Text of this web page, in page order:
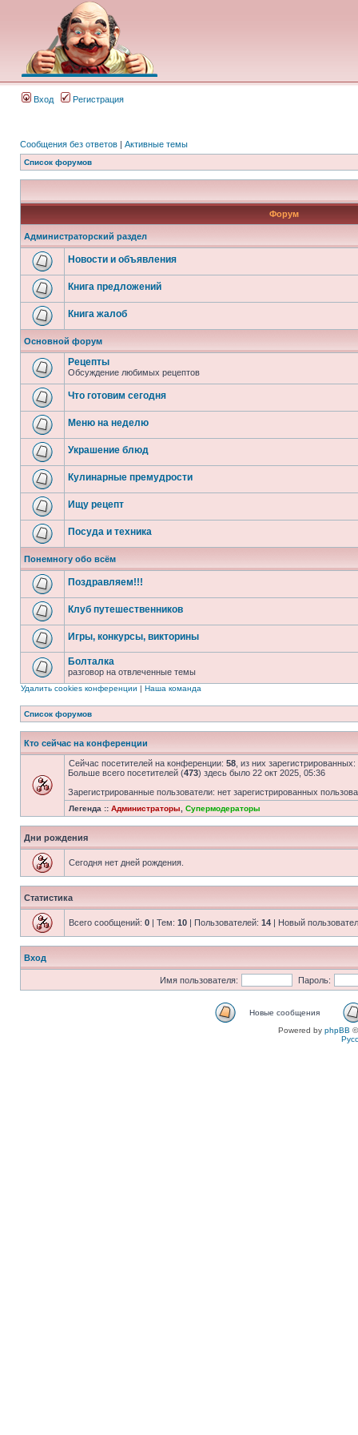
Вход Регистрация
Сообщения без ответов | Активные темы
Список форумов
Форум
Администраторский раздел
Новости и объявления
Книга предложений
Книга жалоб
Основной форум
Рецепты
Обсуждение любимых рецептов
Что готовим сегодня
Меню на неделю
Украшение блюд
Кулинарные премудрости
Ищу рецепт
Посуда и техника
Понемногу обо всём
Поздравляем!!!
Клуб путешественников
Игры, конкурсы, викторины
Болталка
разговор на отвлеченные темы
Удалить cookies конференции | Наша команда
Список форумов
Кто сейчас на конференции
Сейчас посетителей на конференции: 58 , из них
Больше всего посетителей (473) здесь было 22 окт 2025, 05:36
Зарегистрированные пользователи: нет зарегистрированных
Легенда :: Администраторы Супермодераторы
Дни рождения
Сегодня нет дней рождения.
Статистика
Всего сообщений: 0 | Тем: 10 | Пользователей: 14 | Новый
Вход
Имя пользователя: Пароль:
Новые сообщения
Powered by phpBB